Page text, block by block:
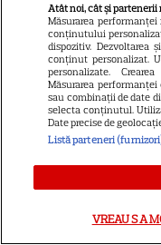
Atât noi, cât și partenerii
Măsurarea
conținutului
dispozitiv. Dezvoltarea
conținut personalizat.
personalizate.
Măsurarea
sau combinații de date
selecta conținutul.
Date precise de
Listă parteneri
VREAU SA